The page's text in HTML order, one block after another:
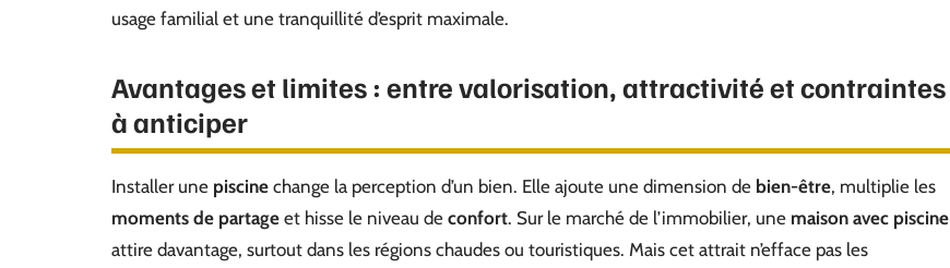
usage familial et une tranquillité d’esprit maximale.
Avantages et limites : entre valorisation, attractivité et contraintes
à anticiper
Installer une piscine change la perception d’un bien. Elle ajoute une dimension de bien-être, multiplie les
moments de partage et hisse le niveau de confort. Sur le marché de l’immobilier, une maison avec piscine
attire davantage, surtout dans les régions chaudes ou touristiques. Mais cet attrait n’efface pas les